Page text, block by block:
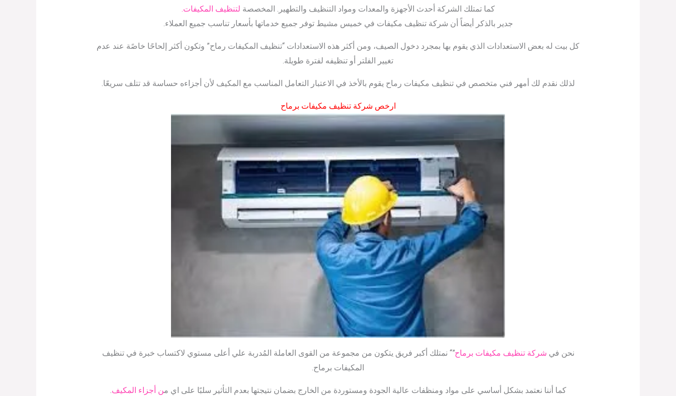
كما تمتلك الشركة أحدث الأجهزة والمعدات ومواد التنظيف والتطهير. المخصصة لتنظيف المكيفات.
جدير بالذكر أيضاً أن شركة تنظيف مكيفات في خميس مشيط توفر جميع خدماتها بأسعار تناسب جميع العملاء.
كل بيت له بعض الاستعدادات الذي يقوم بها بمجرد دخول الصيف، ومن أكثر هذه الاستعدادات “تنظيف المكيفات رماح” وتكون أكثر إلحاحًا خاصًة عند عدم
تغيير الفلتر أو تنظيفه لفترة طويلة.
لذلك نقدم لك أمهر فني متخصص في تنظيف مكيفات رماح يقوم بالأخذ في الاعتبار التعامل المناسب مع المكيف لأن أجزاءه حساسة قد تتلف سريعًا.
ارخص شركة تنظيف مكيفات برماح
نحن في شركة تنظيف مكيفات برماح”“ نمتلك أكبر فريق يتكون من مجموعة من القوى العاملة المُدربة علي أعلى مستوي لاكتساب خبرة في تنظيف
المكيفات برماح.
كما أننا نعتمد بشكل أساسي على مواد ومنظفات عالية الجودة ومستوردة من الخارج بضمان نتيجتها بعدم التأثير سلبًا على اي من أجزاء المكيف.